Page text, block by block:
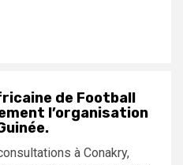
de Football
l’organisation
à Conakry,